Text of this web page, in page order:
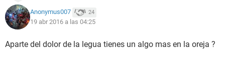
Anonymus007 24
19 abr 2016 a las 04:25
Aparte del dolor de la legua tienes un algo mas en la oreja ?